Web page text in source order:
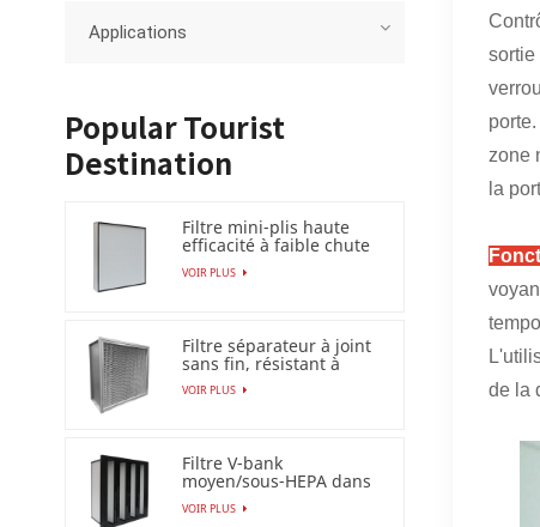
sortie
zone
la
de la
Applications
Popular Tourist
Destination
Filtre mini-plis haute
efficacité à faible chute
de pression (HEPA
/ULPA)
VOIR PLUS
Filtre séparateur à joint
sans fin, résistant à
l'humidité à 100 %
VOIR PLUS
Filtre V-bank
moyen/sous-HEPA dans
un cadre en plastique
VOIR PLUS